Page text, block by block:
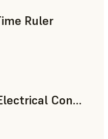
Ruler
Flame Retardant Electrical Connector (Form 4)